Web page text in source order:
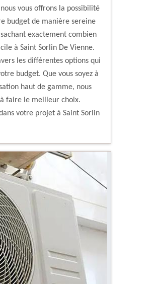
vous offrons la possibilité
budget de manière sereine
exactement combien
à Saint Sorlin De Vienne.
les différentes options qui
budget. Que vous soyez à
haut de gamme, nous
faire le meilleur choix.
votre projet à Saint Sorlin